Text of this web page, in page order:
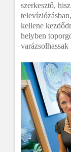
szerkesztő,
kellene
helyben
varázsolhassak